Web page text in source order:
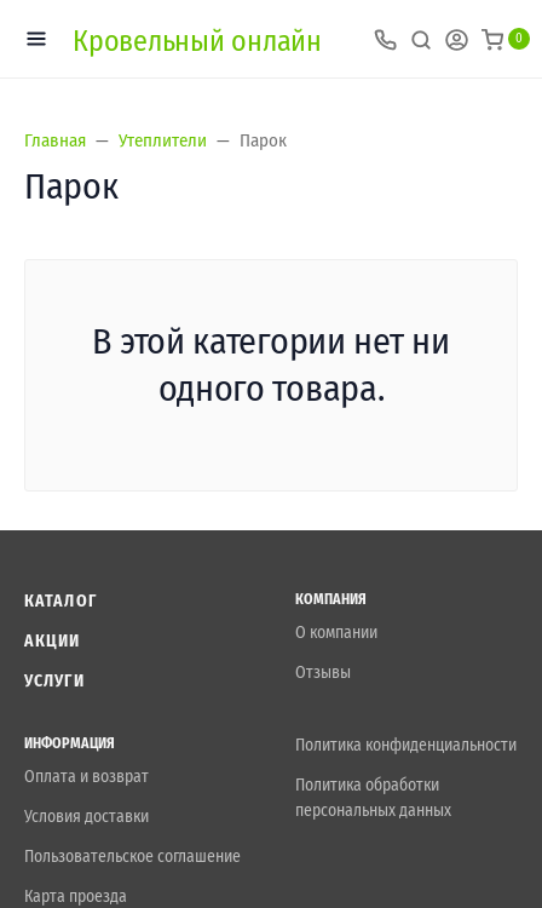
Кровельный онлайн 0
Главная Утеплители Парок
Парок
В этой категории нет ни
одного товара.
КАТАЛОГ
АКЦИИ
УСЛУГИ
КОМПАНИЯ
О компании
Отзывы
ИНФОРМАЦИЯ
Оплата и возврат
Условия доставки
Пользовательское соглашение
Карта проезда
Политика конфиденциальности
Политика обработки
персональных данных